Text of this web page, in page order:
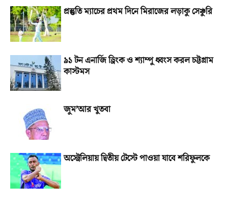
প্রস্তুতি ম্যাচের প্রথম দিনে মিরাজের লড়াকু সেঞ্চুরি
৯১ টন এনার্জি ড্রিংক ও শ্যাম্পু ধ্বংস করল চট্টগ্রাম
কাস্টমস
জুম’আর খুতবা
অস্ট্রেলিয়ায় দ্বিতীয় টেস্টে পাওয়া যাবে শরিফুলকে